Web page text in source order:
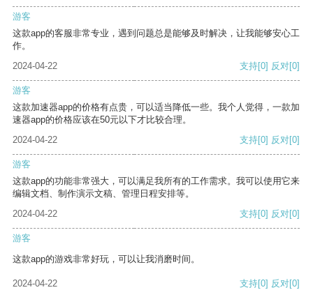
游客
这款app的客服非常专业，遇到问题总是能够及时解决，让我能够安心工
作。
2024-04-22
支持[0] 反对[0]
游客
这款加速器app的价格有点贵，可以适当降低一些。我个人觉得，一款加
速器app的价格应该在50元以下才比较合理。
2024-04-22
支持[0] 反对[0]
游客
这款app的功能非常强大，可以满足我所有的工作需求。我可以使用它来
编辑文档、制作演示文稿、管理日程安排等。
2024-04-22
支持[0] 反对[0]
游客
这款app的游戏非常好玩，可以让我消磨时间。
2024-04-22 支持[0] 反对[0]